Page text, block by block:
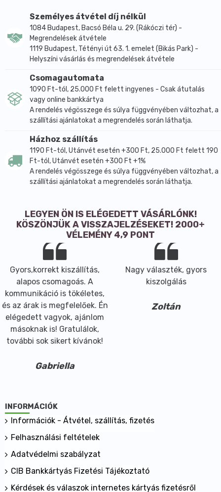
Személyes átvétel díj nélkül
1084 Budapest, Bacsó Béla u. 29. (Rákóczi tér) -
Megrendelések átvétele
1119 Budapest, Tétényi út 63. 1. emelet (Bikás Park) -
Helyszíni vásárlás és megrendelések átvétele
Csomagautomata
1090 Ft-tól, 25.000 Ft felett ingyenes - Csak átutalás
vagy online bankkártya
A rendelés végösszege és súlya függvényében változhat, a
szállítási ajánlatokat a megrendelés során láthatja.
Házhoz szállítás
1190 Ft-tól, Utánvét esetén +300 Ft, 25.000 Ft felett 190
Ft-tól, Utánvét esetén +300 Ft +1%
A rendelés végösszege és súlya függvényében változhat, a
szállítási ajánlatokat a megrendelés során láthatja.
LEGYEN ÖN IS ELÉGEDETT VÁSÁRLÓNK!
KÖSZÖNJÜK A VISSZAJELZÉSEKET! 2000+
VÉLEMÉNY 4,9 PONT
Gyors,korrekt kiszállítás,
alapos csomagoás. A
kommunikáció is tökéletes,
és az árak is megfelelőek. Én
elégedett vagyok, ajánlom
másoknak is! Gratulálok,
további sok sikert kívánok!
Gabriella
Nagy választék, gyors
kiszolgálás
Zoltán
INFORMÁCIÓK
Információk - Átvétel, szállítás, fizetés
Felhasználási feltételek
Adatvédelmi szabályzat
CIB Bankkártyás Fizetési Tájékoztató
Kérdések és válaszok internetes kártyás fizetésről